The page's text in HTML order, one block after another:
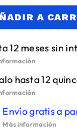
A
12 meses sin
hasta 12
Envío gratis a
Más información